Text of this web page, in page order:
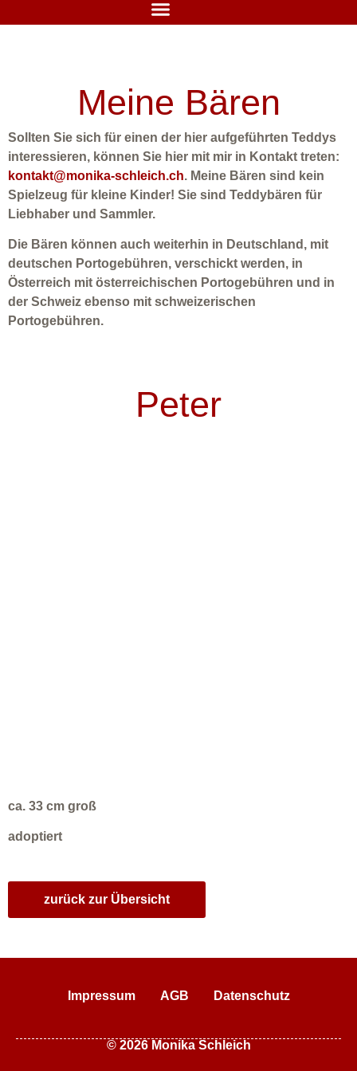
Meine Bären
Sollten Sie sich für einen der hier aufgeführten Teddys
interessieren, können Sie hier mit mir in Kontakt treten:
kontakt@monika-schleich.ch. Meine Bären sind kein
Spielzeug für kleine Kinder! Sie sind Teddybären für
Liebhaber und Sammler.
Die Bären können auch weiterhin in Deutschland, mit
deutschen Portogebühren, verschickt werden, in
Österreich mit österreichischen Portogebühren und in
der Schweiz ebenso mit schweizerischen
Portogebühren.
Peter
ca. 33 cm groß
adoptiert
zurück zur Übersicht
Impressum AGB Datenschutz
© 2026 Monika Schleich